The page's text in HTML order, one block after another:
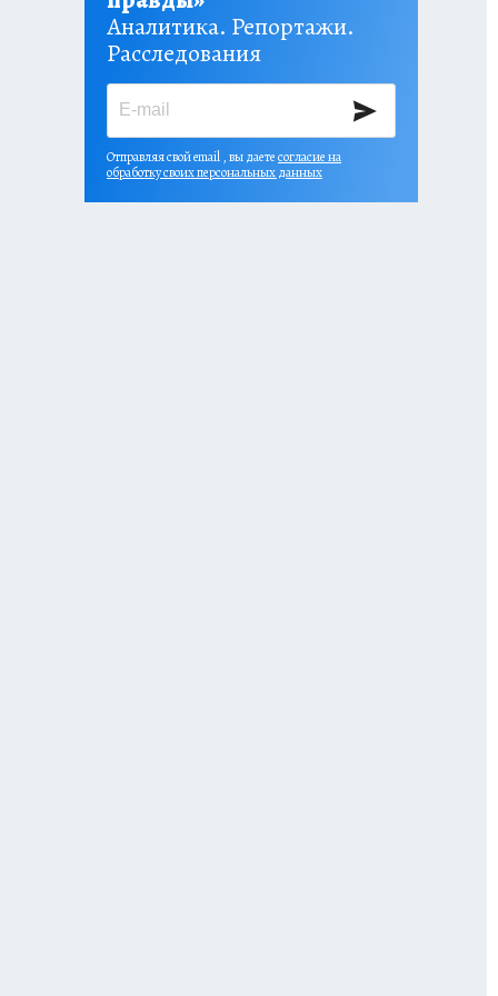
Аналитика. Репортажи.
Расследования
Отправляя свой email , вы даетесогласие на
обработку своих персональных данных